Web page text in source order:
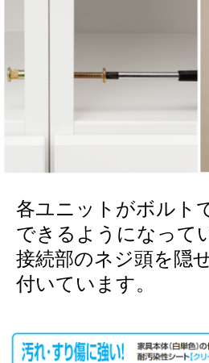
各ユニットがボルト
できるようになって
接続部のネジ頭を隠
付いています。